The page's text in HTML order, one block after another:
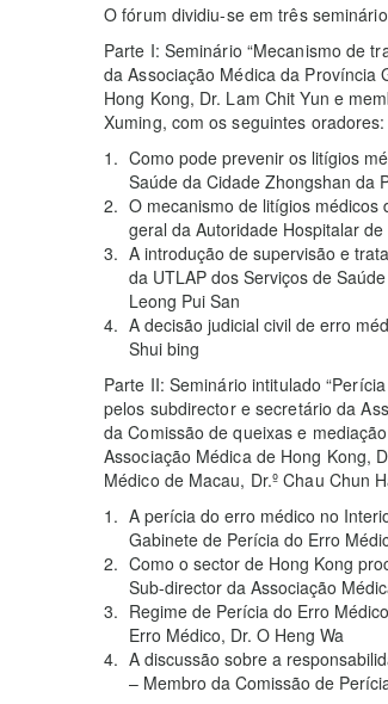
O fórum dividiu-se em três
Parte I: Seminário “Mecanismo de
da Associação Médica da Província
Hong Kong, Dr. Lam Chit Yun e
Xuming, com os seguintes oradores:
Como pode prevenir os litígios
Saúde da Cidade Zhongshan da
O mecanismo de litígios médicos
geral da Autoridade Hospitalar
A introdução de supervisão e
da UTLAP dos Serviços de
Leong Pui San
A decisão judicial civil de erro
Shui bing
Parte II: Seminário intitulado
pelos subdirector e secretário da
da Comissão de queixas e
Associação Médica de Hong Kong,
Médico de Macau, Dr.º Chau Chun
A perícia do erro médico no
Gabinete de Perícia do Erro
Como o sector de Hong Kong
Sub-director da Associação
Regime de Perícia do Erro
Erro Médico, Dr. O Heng Wa
A discussão sobre a
– Membro da Comissão de